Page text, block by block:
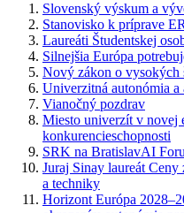
Slovenský výskum a
Stanovisko k príprave
Laureáti Študentskej
Silnejšia Európa
Nový zákon o vysokých
Univerzitná autonómia
Vianočný pozdrav
Miesto univerzít v novej
konkurencieschopnosti
SRK na BratislavAI
Juraj Sinay laureát
a techniky
Horizont Európa